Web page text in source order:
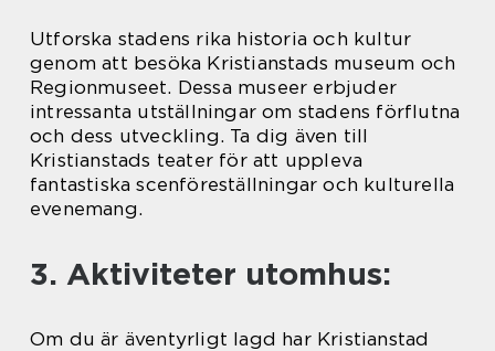
Utforska stadens rika historia och kultur
genom att besöka Kristianstads museum och
Regionmuseet. Dessa museer erbjuder
intressanta utställningar om stadens förflutna
och dess utveckling. Ta dig även till
Kristianstads teater för att uppleva
fantastiska scenföreställningar och kulturella
evenemang.
3. Aktiviteter utomhus:
Om du är äventyrligt lagd har Kristianstad